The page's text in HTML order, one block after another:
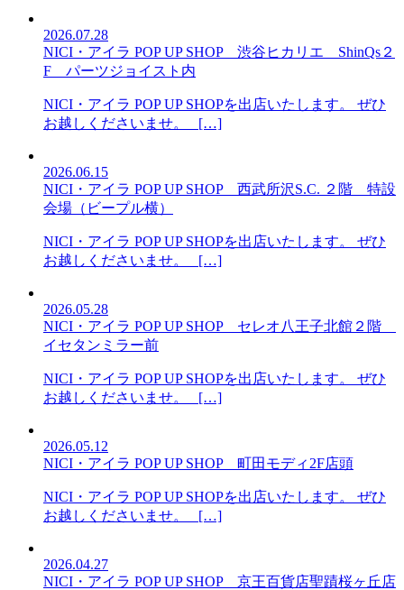
2026.07.28
NICI・アイラ POP UP SHOP 渋谷ヒカリエ ShinQs２
F パーツジョイスト内
NICI・アイラ POP UP SHOPを出店いたします。 ぜひ
お越しくださいませ。 […]
2026.06.15
NICI・アイラ POP UP SHOP 西武所沢S.C. ２階 特設
会場（ビープル横）
NICI・アイラ POP UP SHOPを出店いたします。 ぜひ
お越しくださいませ。 […]
2026.05.28
NICI・アイラ POP UP SHOP セレオ八王子北館２階
イセタンミラー前
NICI・アイラ POP UP SHOPを出店いたします。 ぜひ
お越しくださいませ。 […]
2026.05.12
NICI・アイラ POP UP SHOP 町田モディ2F店頭
NICI・アイラ POP UP SHOPを出店いたします。 ぜひ
お越しくださいませ。 […]
2026.04.27
NICI・アイラ POP UP SHOP 京王百貨店聖蹟桜ヶ丘店